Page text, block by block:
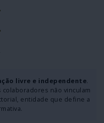
livre e independente.
não vinculam
entidade que define a